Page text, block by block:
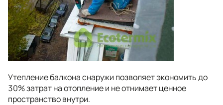
Утепление балкона снаружи позволяет экономить до
30% затрат на отопление и не отнимает ценное
пространство внутри.